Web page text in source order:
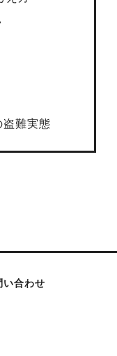
盗難実態
い合わせ